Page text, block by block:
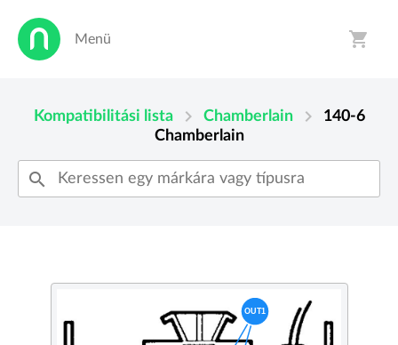
Menü shopping_cart
Kompatibilitási lista chevron_right Chamberlain chevron_right
140-6
Chamberlain
search